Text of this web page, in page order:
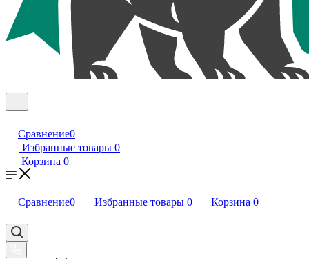
Сравнение0
Избранные товары 0
Корзина 0
Сравнение0 Избранные товары 0 Корзина 0